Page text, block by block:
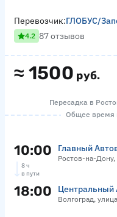
≈ 1500 руб.
Перевозчик:ГЛОБУС/
4.2 87 отзывов
Пересадка в
Общее время
10:00 Главный
Ростов-на-
8 ч
в пути
18:00 Центральный
Волгоград,